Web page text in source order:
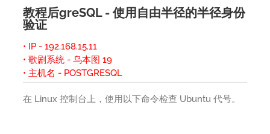
教程后greSQL - 使用自由半径的半径身份
验证
• IP - 192.168.15.11
• 歌剧系统 - 乌本图 19
• 主机名 - POSTGRESQL
在 Linux 控制台上，使用以下命令检查 Ubuntu 代号。